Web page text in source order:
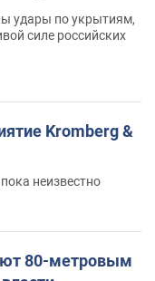
удары по укрытиям,
силе российских
Kromberg &
неизвестно
80-метровым